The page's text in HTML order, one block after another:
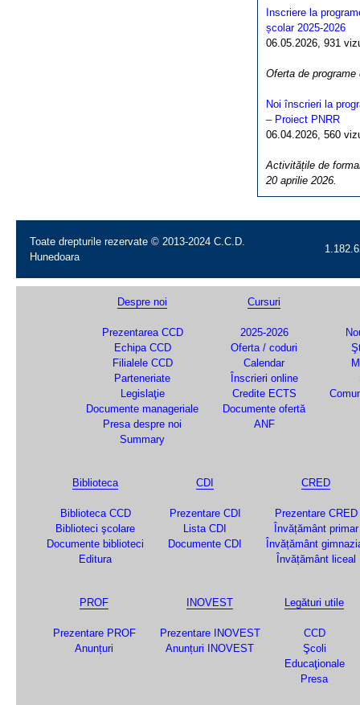
Inscriere la
școlar 2025-2026
06.05.2026, 931
Oferta de programe
Noi înscrieri la
– Proiect PNRR
06.04.2026, 560
Activitățile de
20 aprilie 2026.
Toate drepturile rezervate © 2013-2024 C.C.D.
Hunedoara
Despre noi
Prezentarea CCD
Echipa CCD
Filialele CCD
Parteneriate
Legislaţie
Documente manageriale
Presa despre noi
Summary
Cursuri
2025-2026
Oferta / coduri
Calendar
Înscrieri online
Credite ECTS
Documente ofertă
ANF
Biblioteca
Biblioteca CCD
Biblioteci şcolare
Documente biblioteci
Editura
CDI
Prezentare CDI
Lista CDI
Documente CDI
CRED
Prezentare CRED
Învățământ primar
Învățământ
Învățământ liceal
PROF
Prezentare PROF
Anunțuri
INOVEST
Prezentare INOVEST
Anunțuri INOVEST
Legături utile
CCD
Şcoli
Educaţionale
Presa